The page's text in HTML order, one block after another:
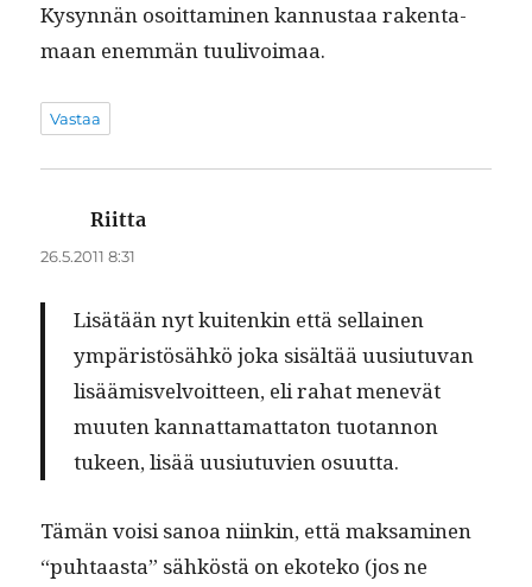
Kysyn­nän osoit­ta­mi­nen kan­nus­taa rak­en­ta­
maan enem­män tuulivoimaa.
Vastaa
Riitta
26.5.2011 8:31
Lisätään nyt kuitenkin että sel­l­ainen
ympäristösähkö joka sisältää uusi­u­tu­van
lisäämisvelvoit­teen, eli rahat menevät
muuten kan­nat­ta­mat­ta­ton tuotan­non
tukeen, lisää uusi­u­tu­vien osuutta.
Tämän voisi sanoa niinkin, että mak­sami­nen
“puh­taas­ta” sähköstä on ekoteko (jos ne